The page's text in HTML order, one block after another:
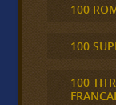
100
100
100